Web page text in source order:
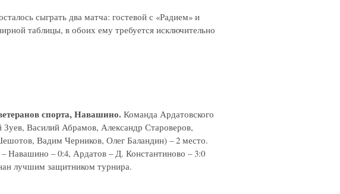
сыграть два матча: гостевой с «Радием» и
таблицы, в обоих ему требуется исключительно
спорта, Навашино. Команда Ардатовского
Василий Абрамов, Александр Староверов,
Вадим Черников, Олег Баландин) – 2 место.
– 0:4, Ардатов – Д. Константиново – 3:0
лучшим защитником турнира.